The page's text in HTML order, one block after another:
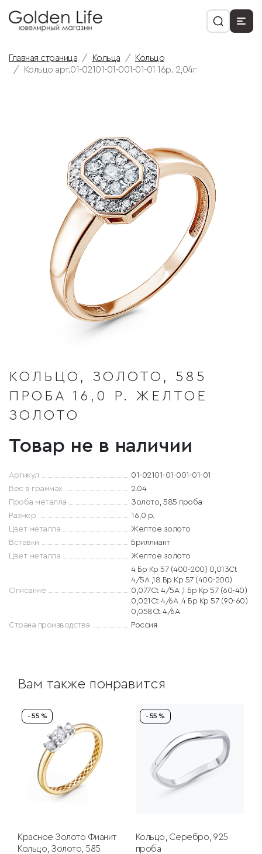
Главная страница Кольца
Кольцо
Кольцо арт.01-02101-01-001-01-01 16р. 2,04г
КОЛЬЦО, ЗОЛОТО, 585
ПРОБА 16,0 Р. ЖЕЛТОЕ
ЗОЛОТО
Товар не в наличии
Артикул
01-02101-01-001-01-01
Вес в граммах
2.04
Проба металла
Золото, 585 проба
Размер
16,0 р.
Цвет металла
Желтое золото
Вставки
Бриллиант
Цвет металла
Желтое золото
Описание
4 Бр Кр 57 (400-200) 0,013Ct
4/5А ,18 Бр Кр 57 (400-200)
0,077Ct 4/5А ,1 Бр Кр 57 (60-40)
0,021Ct 4/6А ,4 Бр Кр 57 (90-60)
0,058Ct 4/6А
Страна производства
Россия
Вам также понравится
- 55 %
Красное Золото Фианит
Кольцо, Золото, 585
- 55 %
Кольцо, Серебро, 925
проба